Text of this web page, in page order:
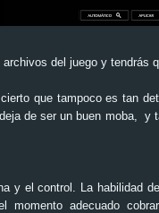
del juego y tendrás
que tampoco es tan
de ser un buen moba, y
y el control. La habilidad
momento adecuado